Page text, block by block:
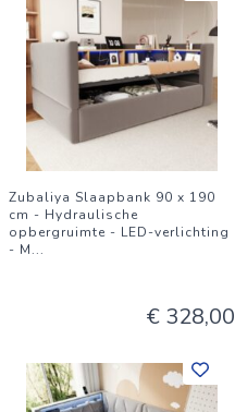
Zubaliya Slaapbank 90 x 190
cm - Hydraulische
opbergruimte - LED-verlichting
- M...
€ 328,00